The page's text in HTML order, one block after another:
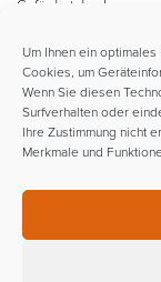
Um Ihnen ein
Cookies, um
Wenn Sie diesen
Surfverhalten oder
Ihre Zustimmung nicht
Merkmale und
Gefördert durch:
Im Rahmen der: